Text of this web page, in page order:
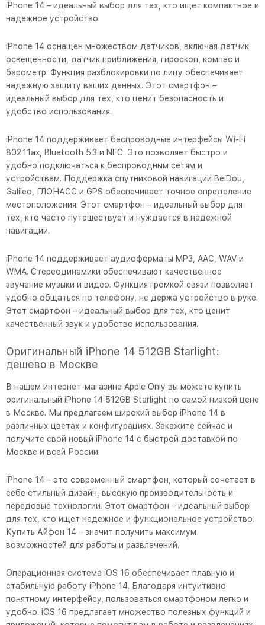
iPhone 14 – идеальный выбор для тех, кто ищет компактное и
надежное устройство.
iPhone 14 оснащен множеством датчиков, включая датчик
освещенности, датчик приближения, гироскоп, компас и
барометр. Функция разблокировки по лицу обеспечивает
надежную защиту ваших данных. Этот смартфон –
идеальный выбор для тех, кто ценит безопасность и
удобство использования.
iPhone 14 поддерживает беспроводные интерфейсы Wi-Fi
802.11ax, Bluetooth 5.3 и NFC. Это позволяет быстро и
удобно подключаться к беспроводным сетям и
устройствам. Поддержка спутниковой навигации BeiDou,
Galileo, ГЛОНАСС и GPS обеспечивает точное определение
местоположения. Этот смартфон – идеальный выбор для
тех, кто часто путешествует и нуждается в надежной
навигации.
iPhone 14 поддерживает аудиоформаты MP3, AAC, WAV и
WMA. Стереодинамики обеспечивают качественное
звучание музыки и видео. Функция громкой связи позволяет
удобно общаться по телефону, не держа устройство в руке.
Этот смартфон – идеальный выбор для тех, кто ценит
качественный звук и удобство использования.
Оригинальный iPhone 14 512GB Starlight:
дешево в Москве
В нашем интернет-магазине Apple Only вы можете купить
оригинальный iPhone 14 512GB Starlight по самой низкой цене
в Москве. Мы предлагаем широкий выбор iPhone 14 в
различных цветах и конфигурациях. Закажите сейчас и
получите свой новый iPhone 14 с быстрой доставкой по
Москве и всей России.
iPhone 14 – это современный смартфон, который сочетает в
себе стильный дизайн, высокую производительность и
передовые технологии. Этот смартфон – идеальный выбор
для тех, кто ищет надежное и функциональное устройство.
Купить Айфон 14 – значит получить максимум
возможностей для работы и развлечений.
Операционная система iOS 16 обеспечивает плавную и
стабильную работу iPhone 14. Благодаря интуитивно
понятному интерфейсу, пользоваться смартфоном легко и
удобно. iOS 16 предлагает множество полезных функций и